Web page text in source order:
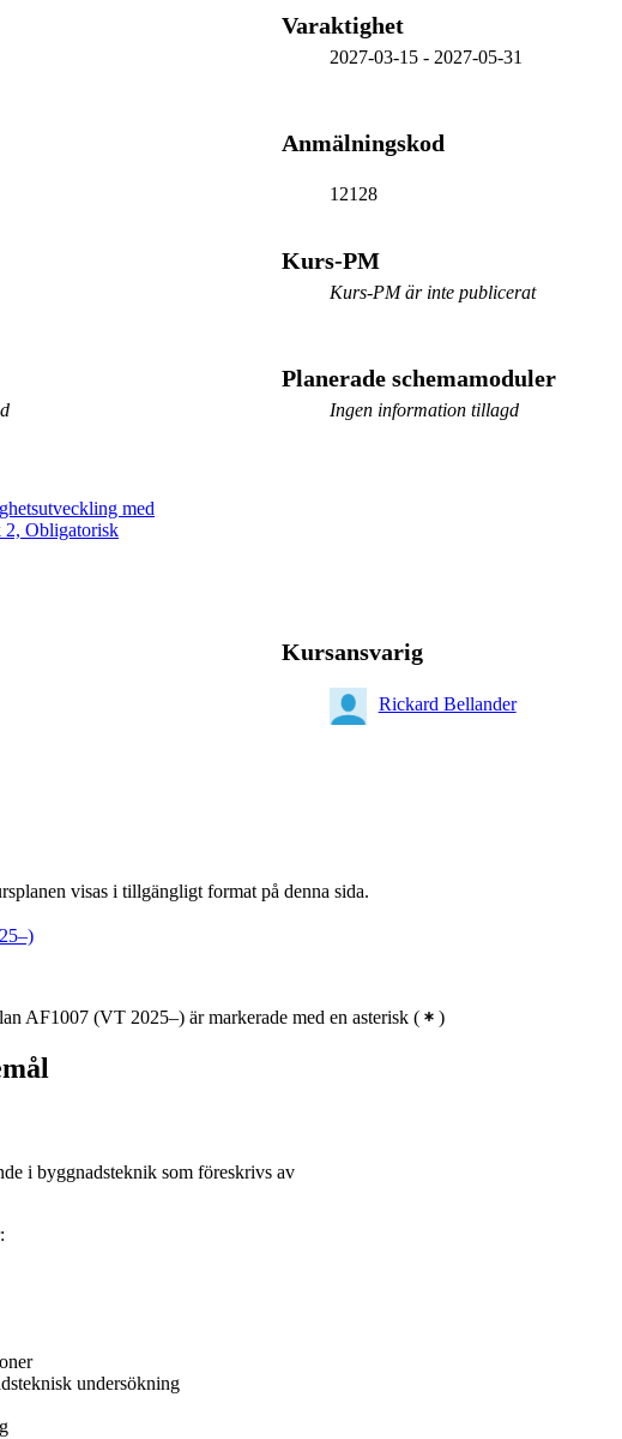
Varaktighet
2027-03-15- 2027-05-31
Anmälningskod
12128
Kurs-PM
Kurs-PM är inte publicerat
Planerade schemamoduler
Ingen information tillagd
med
2, Obligatorisk
Kursansvarig
Rickard Bellander
visas i tillgängligt format på denna sida.
AF1007 (VT 2025–) är markerade med en asterisk ( )
i byggnadsteknik som föreskrivs av
undersökning